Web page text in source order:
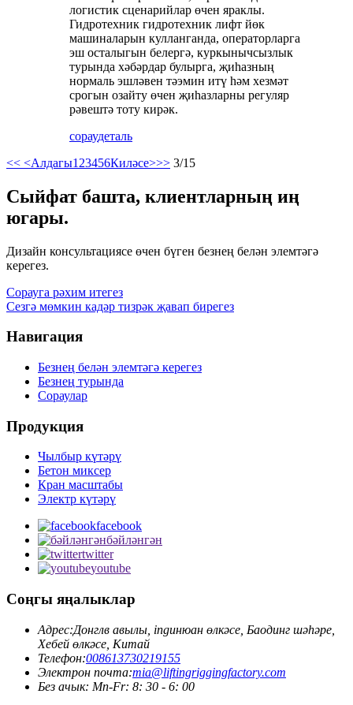
логистик сценарийлар өчен яраклы.
Гидротехник гидротехник лифт йөк
машиналарын кулланганда, операторларга
эш осталыгын белергә, куркынычсызлык
турында хәбәрдар булырга, җиһазның
нормаль эшләвен тәэмин итү һәм хезмәт
срогын озайту өчен җиһазларны регуляр
рәвештә тоту кирәк.
сораудеталь
<< <Алдагы1 23456Киләсе>>> 3/15
Сыйфат башта, клиентларның иң
югары.
Дизайн консультациясе өчен бүген безнең белән элемтәгә
керегез.
Сорауга рәхим итегез
Сезгә мөмкин кадәр тизрәк җавап бирегез
Навигация
Безнең белән элемтәгә керегез
Безнең турында
Сораулар
Продукция
Чылбыр күтәрү
Бетон миксер
Кран масштабы
Электр күтәрү
facebook
бәйләнгән
twitter
youtube
Соңгы яңалыклар
Адрес:Донглв авылы, ingинюан өлкәсе, Баодинг шәһәре,
Хебей өлкәсе, Китай
Телефон:008613730219155
Электрон почта:mia@liftingriggingfactory.com
Без ачык: Mn-Fr: 8: 30 - 6: 00